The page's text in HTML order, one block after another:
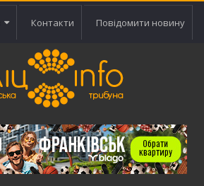
Контакти Повідомити новину